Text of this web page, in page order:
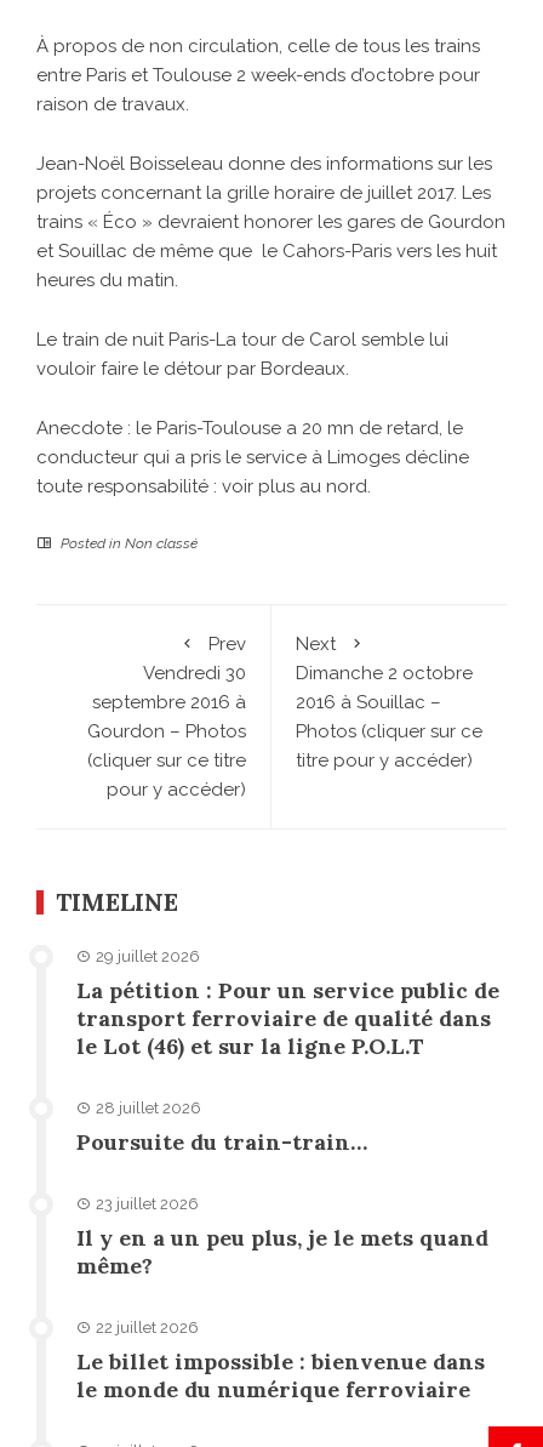
À propos de non circulation, celle de tous les trains
entre Paris et Toulouse 2 week-ends d’octobre pour
raison de travaux.
Jean-Noël Boisseleau donne des informations sur les
projets concernant la grille horaire de juillet 2017. Les
trains « Éco » devraient honorer les gares de Gourdon
et Souillac de même que le Cahors-Paris vers les huit
heures du matin.
Le train de nuit Paris-La tour de Carol semble lui
vouloir faire le détour par Bordeaux.
Anecdote : le Paris-Toulouse a 20 mn de retard, le
conducteur qui a pris le service à Limoges décline
toute responsabilité : voir plus au nord.
Posted in Non classé
Prev
Vendredi 30
septembre 2016 à
Gourdon – Photos
(cliquer sur ce titre
pour y accéder)
Next
Dimanche 2 octobre
2016 à Souillac –
Photos (cliquer sur ce
titre pour y accéder)
TIMELINE
29 juillet 2026
La pétition : Pour un service public de
transport ferroviaire de qualité dans
le Lot (46) et sur la ligne P.O.L.T
28 juillet 2026
Poursuite du train-train…
23 juillet 2026
Il y en a un peu plus, je le mets quand
même?
22 juillet 2026
Le billet impossible : bienvenue dans
le monde du numérique ferroviaire